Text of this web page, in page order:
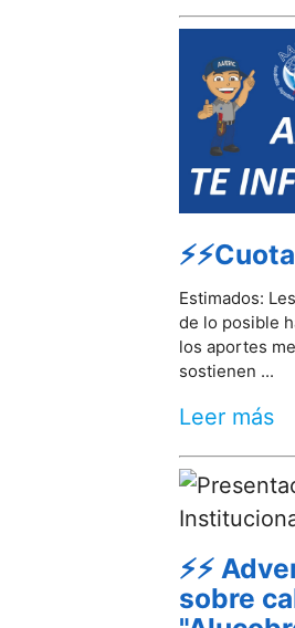
Estimados:
de lo posible
los aportes
sostienen ...
Leer más
⚡⚡
sobre